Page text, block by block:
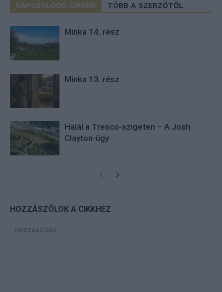
KAPCSOLÓDÓ CIKKEK TÖBB A SZERZŐTŐL
Minka 14. rész
Minka 13. rész
Halál a Tresco-szigeten – A Josh
Clayton-ügy
HOZZÁSZÓLOK A CIKKHEZ